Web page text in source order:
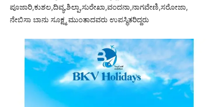
ಪೂಜಾರಿ,ಕುಶಲ,ದಿವ್ಯ,ಶಿಲ್ಪಾ,ಸುರೇಖಾ,ವಂದನಾ,ನಾಗವೇಣಿ,ಸರೋಜಾ,
ನೇಬಿಸಾ ಬಾನು ಸೂಕ್ಷ್ಮ ಮುಂತಾದವರು ಉಪಸ್ಥಿತರಿದ್ದರು